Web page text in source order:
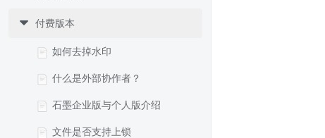
付费版本
如何去掉水印
什么是外部协作者？
石墨企业版与个人版介绍
文件是否支持上锁